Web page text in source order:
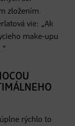
zložením.
vie: „Ak
make-upu
rýchlo to